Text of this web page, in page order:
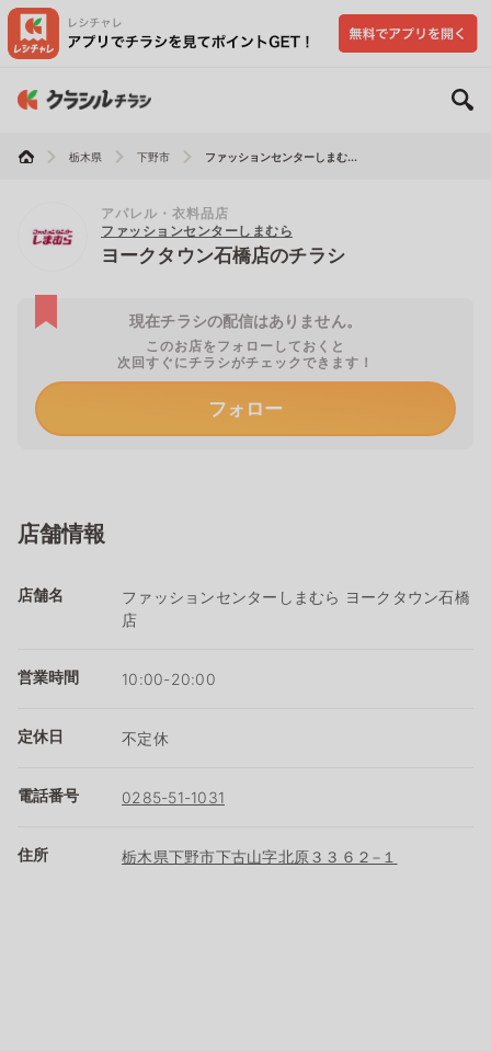
栃木県 下野市 ファッションセンターしまむ...
アパレル・衣料品店
ファッションセンターしまむら
ヨークタウン石橋店のチラシ
現在チラシの配信はありません。
このお店をフォローしておくと
次回すぐにチラシがチェックできます！
フォロー
店舗情報
店舗名
ファッションセンターしまむら ヨークタウン石橋
店
営業時間 10:00-20:00
定休日 不定休
電話番号 0285-51-1031
住所 栃木県下野市下古山字北原３３６２−１